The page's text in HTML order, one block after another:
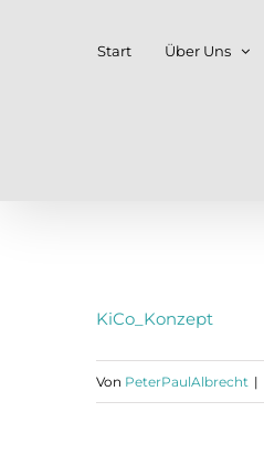
Start Über Uns
KiCo_Konzept
Von PeterPaulAlbrecht |